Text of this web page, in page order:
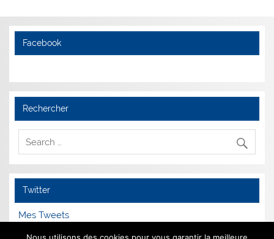
Facebook
Rechercher
Twitter
Mes Tweets